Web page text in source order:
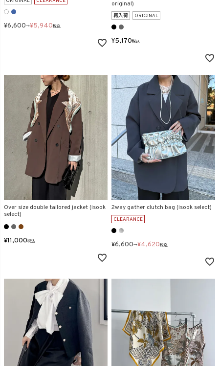
¥6,600→¥5,940税込
original)
再入荷 ORIGINAL
¥5,170税込
Over size double tailored jacket (isook
select)
¥11,000税込
2way gather clutch bag (isook select)
CLEARANCE
¥6,600→¥4,620税込